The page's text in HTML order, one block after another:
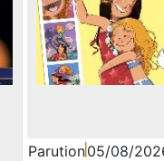
Parution05/08/